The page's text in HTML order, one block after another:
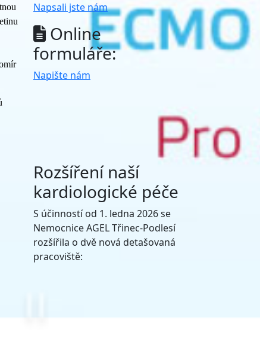
Napsali jste nám
Online
formuláře:
Napište nám
Rozšíření naší
kardiologické péče
S účinností od 1. ledna 2026 se
Nemocnice AGEL Třinec-Podlesí
rozšířila o dvě nová detašovaná
pracoviště: